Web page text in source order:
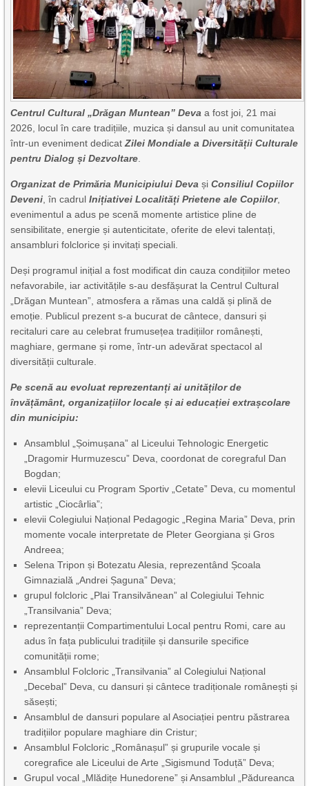
Centrul Cultural „Drăgan Muntean” Deva a fost joi, 21 mai
2026, locul în care tradițiile, muzica și dansul au unit comunitatea
într-un eveniment dedicat Zilei Mondiale a Diversității Culturale
pentru Dialog și Dezvoltare
Organizat de Primăria Municipiului Deva șiConsiliul Copiilor
Deveni , în cadrulInițiativei Localități Prietene ale Copiilor,
evenimentul a adus pe scenă momente artistice pline de
sensibilitate, energie și autenticitate, oferite de elevi talentați,
ansambluri folclorice și invitați speciali.
Deși programul inițial a fost modificat din cauza condițiilor meteo
nefavorabile, iar activitățile s-au desfășurat la Centrul Cultural
„Drăgan Muntean”, atmosfera a rămas una caldă și plină de
emoție. Publicul prezent s-a bucurat de cântece, dansuri și
recitaluri care au celebrat frumusețea tradițiilor românești,
maghiare, germane și rome, într-un adevărat spectacol al
diversității culturale.
Pe scenă au evoluat reprezentanți ai unităților de
învățământ, organizațiilor locale și ai educației extrașcolare
din municipiu:
Ansamblul „Șoimușana” al Liceului Tehnologic Energetic
„Dragomir Hurmuzescu” Deva, coordonat de coregraful Dan
Bogdan;
elevii Liceului cu Program Sportiv „Cetate” Deva, cu momentul
artistic „Ciocârlia”;
elevii Colegiului Național Pedagogic „Regina Maria” Deva, prin
momente vocale interpretate de Pleter Georgiana și Gros
Andreea;
Selena Tripon și Botezatu Alesia, reprezentând Școala
Gimnazială „Andrei Șaguna” Deva;
grupul folcloric „Plai Transilvănean” al Colegiului Tehnic
„Transilvania” Deva;
reprezentanții Compartimentului Local pentru Romi, care au
adus în fața publicului tradițiile și dansurile specifice
comunității rome;
Ansamblul Folcloric „Transilvania” al Colegiului Național
„Decebal” Deva, cu dansuri și cântece tradiționale românești și
săsești;
Ansamblul de dansuri populare al Asociației pentru păstrarea
tradițiilor populare maghiare din Cristur;
Ansamblul Folcloric „Românașul” și grupurile vocale și
coregrafice ale Liceului de Arte „Sigismund Toduță” Deva;
Grupul vocal „Mlădițe Hunedorene” și Ansamblul „Pădureanca